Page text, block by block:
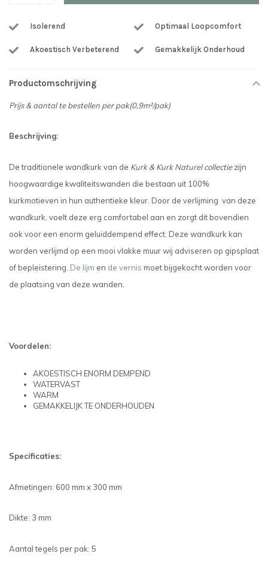
Isolerend Optimaal Loopcomfort
Akoestisch Verbeterend Gemakkelijk Onderhoud
Productomschrijving
Prijs & aantal te bestellen per pak(0,9m²/pak)
Beschrijving:
De traditionele wandkurk van de Kurk & Kurk Naturel collectiezijn
hoogwaardige kwaliteitswanden die bestaan uit 100%
kurkmotieven in hun authentieke kleur. Door de verlijming van deze
wandkurk, voelt deze erg comfortabel aan en zorgt dit bovendien
ook voor een enorm geluiddempend effect. Deze wandkurk kan
worden verlijmd op een mooi vlakke muur wij adviseren op gipsplaat
of bepleistering. De lijm en de vernis moet bijgekocht worden voor
de plaatsing van deze wanden.
Voordelen:
AKOESTISCH ENORM DEMPEND
WATERVAST
WARM
GEMAKKELIJK TE ONDERHOUDEN
Specificaties:
Afmetingen: 600 mm x 300 mm
Dikte: 3 mm
Aantal tegels per pak: 5